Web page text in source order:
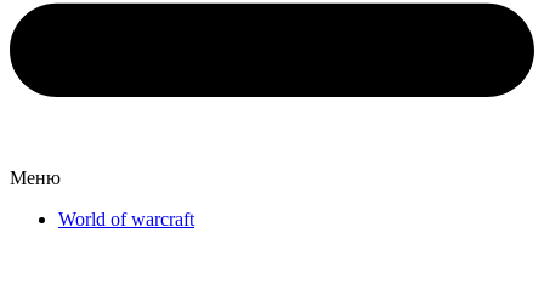
Меню
World of warcraft